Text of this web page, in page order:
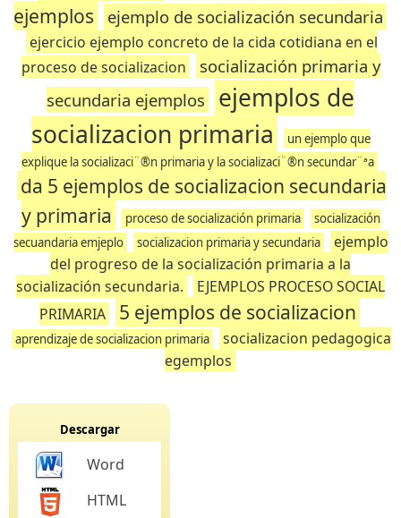
ejemplos
ejemplo de socialización secundaria
ejercicio ejemplo concreto de la cida cotidiana en el
proceso de socializacion
socialización primaria y
secundaria ejemplos
ejemplos de
socializacion primaria
un ejemplo que
explique la socializaci¨®n primaria y la socializaci¨®n secundar¨ªa
da 5 ejemplos de socializacion secundaria
y primaria
proceso de socialización primaria
socialización
secuandaria emjeplo
socializacion primaria y secundaria
ejemplo
del progreso de la socialización primaria a la
socialización secundaria.
EJEMPLOS PROCESO SOCIAL
PRIMARIA
5 ejemplos de socializacion
aprendizaje de socializacion primaria
socializacion pedagogica
egemplos
Descargar
Word
HTML